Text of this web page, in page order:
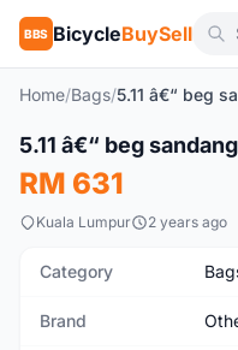
BBS BicycleBuySell
Home/Bags/
New
5.11 â€“ beg
RM 631
Kuala Lumpur 2 years ago
Category
Brand